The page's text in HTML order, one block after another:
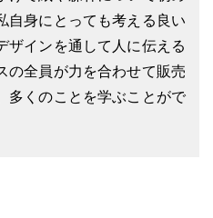
自身にとっても考える良い
ザインを通して人に伝える
の全員が力を合わせて販売
多くのことを学ぶことがで